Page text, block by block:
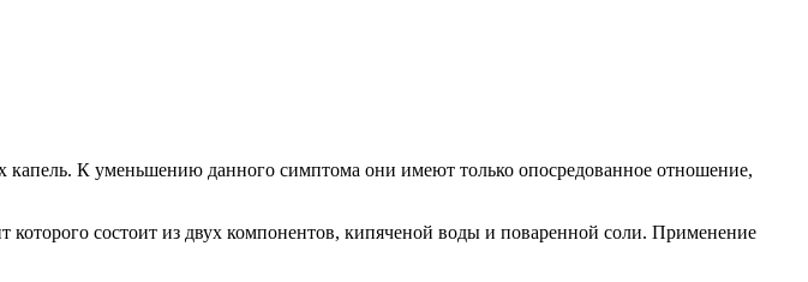
К уменьшению данного симптома они имеют только опосредованное отношение,
состоит из двух компонентов, кипяченой воды и поваренной соли. Применение